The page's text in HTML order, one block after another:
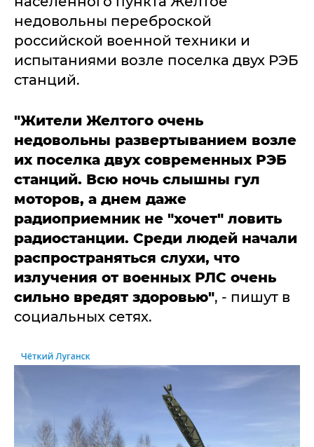
недовольны переброской
российской военной техники и
испытаниями возле поселка двух РЭБ
станций.
"Жители Желтого очень
недовольны развертыванием возле
их поселка двух современных РЭБ
станций. Всю ночь слышны гул
моторов, а днем даже
радиоприемник не "хочет" ловить
радиостанции. Среди людей начали
распространяться слухи, что
излучения от военных РЛС очень
сильно вредят здоровью", - пишут в
социальных сетях.